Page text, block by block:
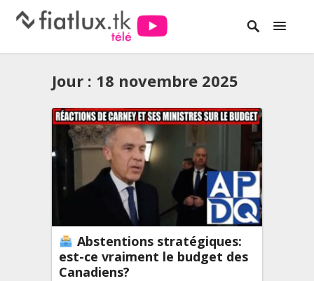
Jour : 18 novembre 2025
Abstentions stratégiques:
est-ce vraiment le budget des
Canadiens?